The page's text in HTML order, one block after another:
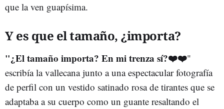
que la ven guapísima.
Y es que el tamaño, ¿importa?
"¿El tamaño importa? En mi trenza sí?❤️❤️"
escribía la vallecana junto a una espectacular fotografía
de perfil con un vestido satinado rosa de tirantes que se
adaptaba a su cuerpo como un guante resaltando el